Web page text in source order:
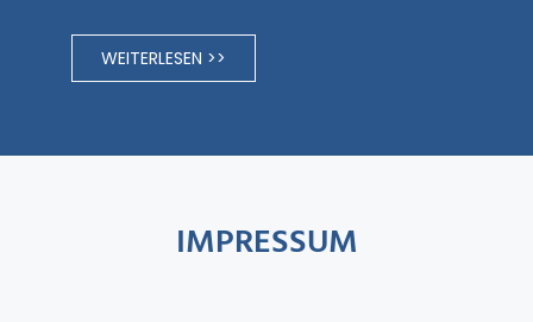
WEITERLESEN >>
IMPRESSUM